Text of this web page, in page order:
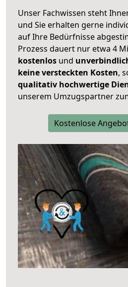
Unser Fachwissen steht
und Sie erhalten gerne
auf Ihre Bedürfnisse
Prozess dauert nur etwa 4
kostenlos und
keine versteckten Kosten,
qualitativ hochwertige
unserem Umzugspartner
Kostenlose